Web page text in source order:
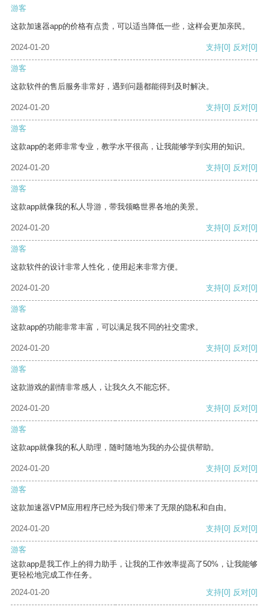
游客
这款加速器app的价格有点贵，可以适当降低一些，这样会更加亲民。
2024-01-20 支持[0] 反对[0]
游客
这款软件的售后服务非常好，遇到问题都能得到及时解决。
2024-01-20 支持[0] 反对[0]
游客
这款app的老师非常专业，教学水平很高，让我能够学到实用的知识。
2024-01-20 支持[0] 反对[0]
游客
这款app就像我的私人导游，带我领略世界各地的美景。
2024-01-20 支持[0] 反对[0]
游客
这款软件的设计非常人性化，使用起来非常方便。
2024-01-20 支持[0] 反对[0]
游客
这款app的功能非常丰富，可以满足我不同的社交需求。
2024-01-20 支持[0] 反对[0]
游客
这款游戏的剧情非常感人，让我久久不能忘怀。
2024-01-20 支持[0] 反对[0]
游客
这款app就像我的私人助理，随时随地为我的办公提供帮助。
2024-01-20 支持[0] 反对[0]
游客
这款加速器VPM应用程序已经为我们带来了无限的隐私和自由。
2024-01-20 支持[0] 反对[0]
游客
这款app是我工作上的得力助手，让我的工作效率提高了50%，让我能够
更轻松地完成工作任务。
2024-01-20
支持[0] 反对[0]